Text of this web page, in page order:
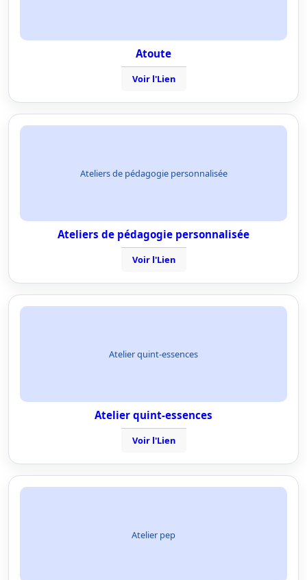
Atoute
Voir l'Lien
Ateliers de pédagogie personnalisée
Ateliers de pédagogie personnalisée
Voir l'Lien
Atelier quint-essences
Atelier quint-essences
Voir l'Lien
Atelier pep